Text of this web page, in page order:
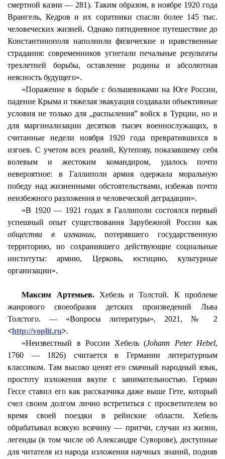
смертной казни — 281). Таким образом, в ноябре 1920 года
Врангель, Кедров и их соратники спасли более 145 тыс.
человеческих жизней. Однако пятидневное путешествие до
Константинополя наполнили физические и нравственные
страдания: современников угнетали печальные результаты
трехлетней борьбы, оставление родины и абсолютная
неясность будущего».
«Поражение в борьбе с большевиками на Юге России,
падение Крыма и тяжелая эвакуация создавали объективные
условия не только для „распыления” войск в Турции, но и
длямаргинализации десятков тысяч военнослужащих, в
считанные недели ноября 1920 года превратившихся в
изгоев. С учетом всех реалий, Кутепову, показавшему себя
волевым и жестоким командиром, удалось почти
невероятное: в Галлиполи армия одержала моральную
победу над жизненными обстоятельствами, избежав почти
неизбежного разложения и человеческой деградации».
«В 1920 — 1921 годах вГаллиполи состоялся первый
успешный опыт существования Зарубежной России как
общества в изгнании, потерявшего государственную
территорию, но сохранившего действующие социальные
институты: армию, Церковь, юстицию, культурные
организации».
Максим Артемьев. Хебельи Толстой. К проблеме
жанрового своеобразия детских произведений Льва
Толстого. — «Вопросы литературы», 2021, № 2
<http://voplit.ru>.
«Неизвестный в России Хебель (Johann Peter Hebel,
1760 — 1826) считается в Германии литературным
классиком. Там высоко ценят его смачный народный язык,
простоту изложения вкупе с занимательностью. Герман
Гессе ставил его как рассказчика даже выше Гете, который
счел своим долгом лично встретиться с просветителем во
время своей поездки в рейнские области. Хебель
обрабатывал всякую всячину — притчи, случаи из жизни,
легенды (в том числе об Александре Суворове), доступные
для читателя из народа изложения научных знаний, подняв